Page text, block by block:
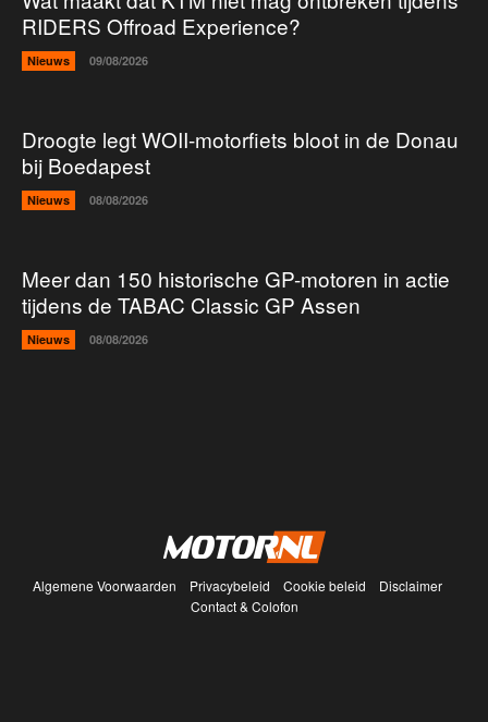
RIDERS Offroad Experience?
Nieuws 09/08/2026
Droogte legt WOII-motorfiets bloot in de Donau
bij Boedapest
Nieuws 08/08/2026
Meer dan 150 historische GP-motoren in actie
tijdens de TABAC Classic GP Assen
Nieuws 08/08/2026
Algemene Voorwaarden Privacybeleid Cookie beleid
Disclaimer
Contact & Colofon